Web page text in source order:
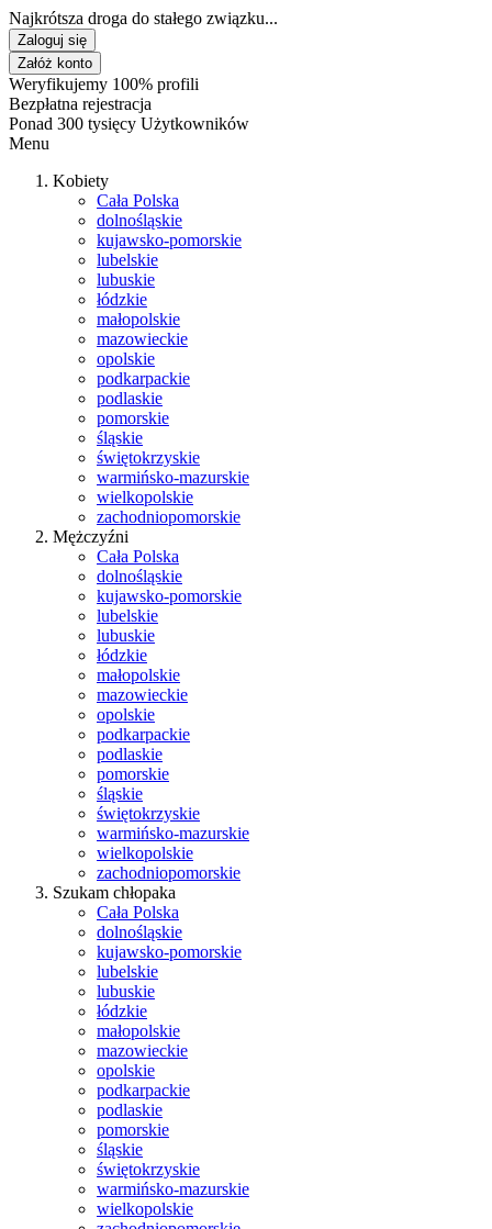
Najkrótsza droga do stałego związku...
Zaloguj się
Załóż konto
Weryfikujemy 100% profili
Bezpłatna rejestracja
Ponad 300 tysięcy Użytkowników
Menu
Kobiety
Cała Polska
dolnośląskie
kujawsko-pomorskie
lubelskie
lubuskie
łódzkie
małopolskie
mazowieckie
opolskie
podkarpackie
podlaskie
pomorskie
śląskie
świętokrzyskie
warmińsko-mazurskie
wielkopolskie
zachodniopomorskie
Mężczyźni
Cała Polska
dolnośląskie
kujawsko-pomorskie
lubelskie
lubuskie
łódzkie
małopolskie
mazowieckie
opolskie
podkarpackie
podlaskie
pomorskie
śląskie
świętokrzyskie
warmińsko-mazurskie
wielkopolskie
zachodniopomorskie
Szukam chłopaka
Cała Polska
dolnośląskie
kujawsko-pomorskie
lubelskie
lubuskie
łódzkie
małopolskie
mazowieckie
opolskie
podkarpackie
podlaskie
pomorskie
śląskie
świętokrzyskie
warmińsko-mazurskie
wielkopolskie